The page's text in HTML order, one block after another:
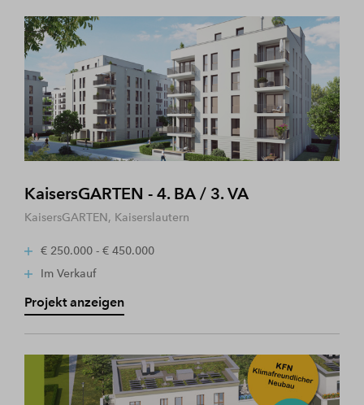
KaisersGARTEN - 4. BA / 3. VA
KaisersGARTEN, Kaiserslautern
€ 250.000 - € 450.000
Im Verkauf
Projekt anzeigen